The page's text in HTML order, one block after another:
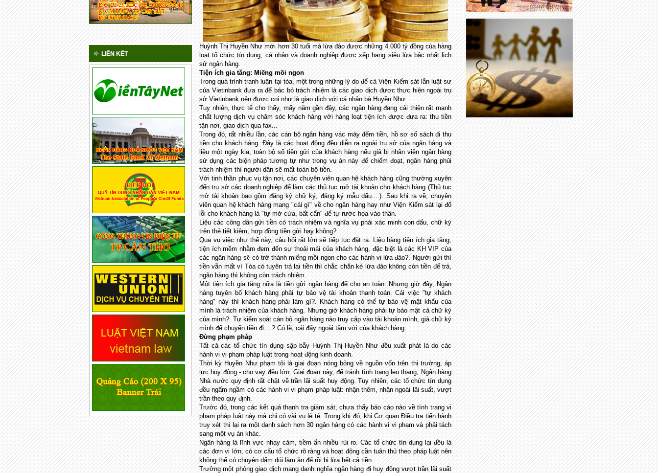
LIÊN KẾT
Huỳnh Thị Huyền Như mới hơn 30 tuổi mà lừa đảo được những 4.000 tỷ đồng của hàng
loạt tổ chức tín dụng, cá nhân và doanh nghiệp được xếp hạng siêu lừa bậc nhất lịch
sử ngân hàng.
Tiện ích gia tăng: Miếng mồi ngon
Trong quá trình tranh luận tại tòa, một trong những lý do để cả Viện Kiểm sát lẫn luật sư
của Vietinbank đưa ra để bác bỏ trách nhiệm là các giao dịch được thực hiện ngoài trụ
sở Vietinbank nên được coi như là giao dịch với cá nhân bà Huyền Như.
Tuy nhiên, thực tế cho thấy, mấy năm gần đây, các ngân hàng đang cải thiện rất mạnh
chất lượng dịch vụ chăm sóc khách hàng với hàng loạt tiện ích được đưa ra: thu tiền
tận nơi, giao dịch qua fax...
Trong đó, rất nhiều lần, các cán bộ ngân hàng vác máy đếm tiền, hồ sơ sổ sách đi thu
tiền cho khách hàng. Đây là các hoạt động đều diễn ra ngoài trụ sở của ngân hàng và
liệu một ngày kia, toàn bộ số tiền gửi của khách hàng nếu giả bị nhân viên ngân hàng
sử dụng các biện pháp tương tự như trong vụ án này để chiếm đoạt, ngân hàng phủi
trách nhiệm thì người dân sẽ mất toàn bộ tiền.
Với tinh thần phục vụ tận nơi, các chuyên viên quan hệ khách hàng cũng thường xuyên
đến trụ sở các doanh nghiệp để làm các thủ tục mở tài khoản cho khách hàng (Thủ tục
mở tài khoản bao gồm đăng ký chữ ký, đăng ký mẫu dấu....). Sau khi ra về, chuyên
viên quan hệ khách hàng mang "cái gì" về cho ngân hàng hay như Viện Kiểm sát lại đổ
lỗi cho khách hàng là "tự mở cửa, bất cẩn" để tự rước họa vào thân.
Liệu các công dân gửi tiền có trách nhiệm và nghĩa vụ phải xác minh con dấu, chữ ký
trên thẻ tiết kiệm, hợp đồng tiền gửi hay không?
Qua vụ việc như thế này, câu hỏi rất lớn sẽ tiếp tục đặt ra: Liệu hàng tiện ích gia tăng,
tiện ích mềm nhằm đem đến sự thoải mái của khách hàng, đặc biệt là các KH VIP của
các ngân hàng sẽ có trở thành miếng mồi ngon cho các hành vi lừa đảo?. Người gửi thì
tiền vẫn mất vì Tòa có tuyên trả lại tiền thì chắc chắn kẻ lừa đảo không còn tiền để trả,
ngân hàng thì không còn trách nhiệm.
Một tiện ích gia tăng nữa là tiền gửi ngân hàng để cho an toàn. Nhưng giờ đây, Ngân
hàng tuyên bố khách hàng phải tự bảo vệ tài khoản thanh toán. Cái việc "tự khách
hàng" này thì khách hàng phải làm gì?. Khách hàng có thể tự bảo vệ mật khẩu của
mình là trách nhiệm của khách hàng. Nhưng giờ khách hàng phải tự bảo mật cả chữ ký
của mình?. Tự kiểm soát cán bộ ngân hàng nào truy cập vào tài khoản mình, giả chữ ký
mình để chuyển tiền đi....? Có lẽ, cái đấy ngoài tầm với của khách hàng.
Đừng phạm pháp
Tất cả các tổ chức tín dụng sập bẫy Huỳnh Thị Huyền Như đều xuất phát là do các
hành vi vi phạm pháp luật trong hoạt động kinh doanh.
Thời kỳ Huyền Như phạm tội là giai đoạn nóng bỏng về nguồn vốn trên thị trường, áp
lực huy động - cho vay đều lớn. Giai đoạn này, để tránh tình trạng leo thang, Ngân hàng
Nhà nước quy định rất chặt về trần lãi suất huy động. Tuy nhiên, các tổ chức tín dụng
đều ngấm ngầm có các hành vi vi phạm pháp luật: nhận thêm, nhận ngoài lãi suất, vượt
trần theo quy định.
Trước đó, trong các kết quả thanh tra giám sát, chưa thấy báo cáo nào về tình trạng vi
phạm pháp luật này mà chỉ có vài vụ lẻ tẻ. Trong khi đó, khi Cơ quan Điều tra tiến hành
truy xét thì lại ra một danh sách hơn 30 ngân hàng có các hành vi vi phạm và phải tách
sang một vụ án khác.
Ngân hàng là lĩnh vực nhạy cảm, tiềm ẩn nhiều rủi ro. Các tổ chức tín dụng lại đều là
các đơn vị lớn, có cơ cấu tổ chức rõ ràng và hoạt động cần tuân thủ theo pháp luật nên
không thể có chuyện dấm dúi làm ăn để rồi bị lừa hết cả tiền.
Trưởng một phòng giao dịch mang danh nghĩa ngân hàng đi huy động vượt trần lãi suất